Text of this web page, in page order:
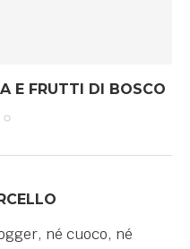
E FRUTTI DI BOSCO
né cuoco, né